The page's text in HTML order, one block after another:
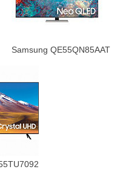
Samsung QE55QN85AAT